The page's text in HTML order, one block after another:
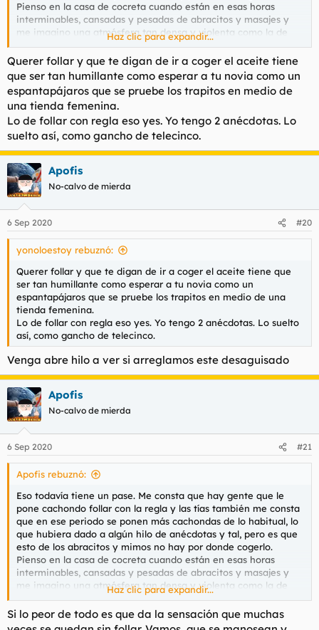
Pienso en la casa de cocreta cuando están en esas horas
interminables, cansadas y pesadas de abracitos y masajes y
me imagino una atmósfera tan densa y violenta como la de
venus
Haz clic para expandir...
Querer follar y que te digan de ir a coger el aceite tiene
que ser tan humillante como esperar a tu novia como un
espantapájaros que se pruebe los trapitos en medio de
una tienda femenina.
Lo de follar con regla eso yes. Yo tengo 2 anécdotas. Lo
suelto así, como gancho de telecinco.
Apofis
No-calvo de mierda
6 Sep 2020 #20
yonoloestoy rebuznó:
Querer follar y que te digan de ir a coger el aceite tiene que
ser tan humillante como esperar a tu novia como un
espantapájaros que se pruebe los trapitos en medio de una
tienda femenina.
Lo de follar con regla eso yes. Yo tengo 2 anécdotas. Lo suelto
así, como gancho de telecinco.
Venga abre hilo a ver si arreglamos este desaguisado
Apofis
No-calvo de mierda
6 Sep 2020 #21
Apofis rebuznó:
Eso todavía tiene un pase. Me consta que hay gente que le
pone cachondo follar con la regla y las tías también me consta
que en ese periodo se ponen más cachondas de lo habitual, lo
que hubiera dado a algún hilo de anécdotas y tal, pero es que
esto de los abracitos y mimos no hay por donde cogerlo.
Pienso en la casa de cocreta cuando están en esas horas
interminables, cansadas y pesadas de abracitos y masajes y
me imagino una atmósfera tan densa y violenta como la de
venus
Haz clic para expandir...
Si lo peor de todo es que da la sensación que muchas